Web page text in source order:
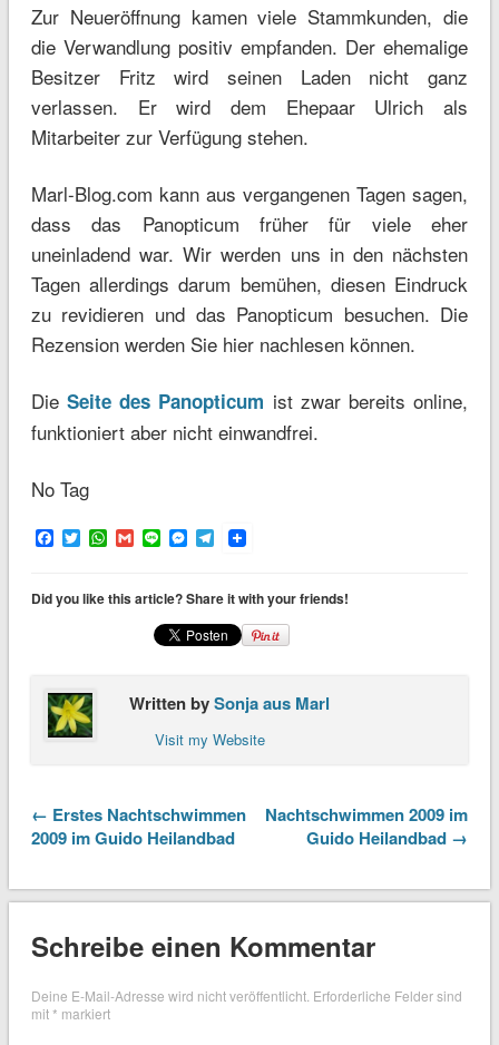
Zur Neueröffnung kamen viele Stammkunden, die
die Verwandlung positiv empfanden. Der ehemalige
Besitzer Fritz wird seinen Laden nicht ganz
verlassen. Er wird dem Ehepaar Ulrich als
Mitarbeiter zur Verfügung stehen.
Marl-Blog.com kann aus vergangenen Tagen sagen,
dass das Panopticum früher für viele eher
uneinladend war. Wir werden uns in den nächsten
Tagen allerdings darum bemühen, diesen Eindruck
zu revidieren und das Panopticum besuchen. Die
Rezension werden Sie hier nachlesen können.
DieSeite des Panopticum ist zwar bereits online,
funktioniert aber nicht einwandfrei.
No Tag
Facebook
TwitterWhatsApp
Gmail
LineMessenger
Telegram
Did you like this article? Share it with your friends!
Written bySonja aus Marl
Visit my Website
← Erstes Nachtschwimmen
2009 im Guido Heilandbad
Nachtschwimmen 2009 im
Guido Heilandbad →
Schreibe einen Kommentar
Deine E-Mail-Adresse wird nicht veröffentlicht. Erforderliche Felder sind
mit* markiert